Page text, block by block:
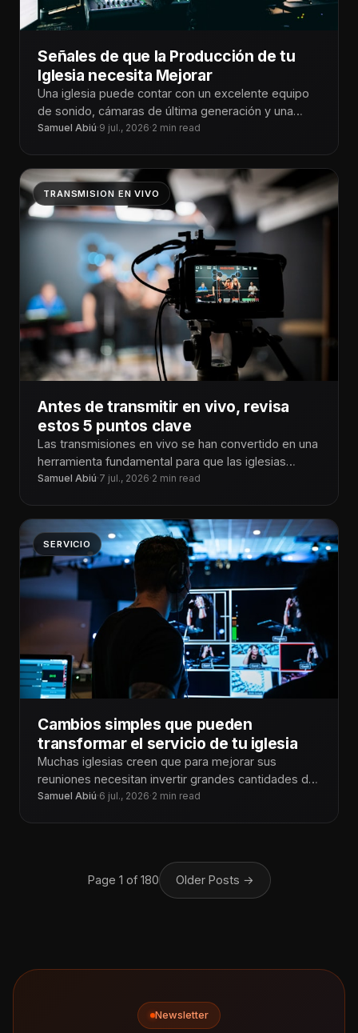
Señales de que la Producción de tu
Iglesia necesita Mejorar
Una iglesia puede contar con un excelente equipo
de sonido, cámaras de última generación y una
pantalla LED impresionante, pero
Samuel Abiú·9 jul., 2026·2 min read
TRANSMISION EN VIVO
Antes de transmitir en vivo, revisa
estos 5 puntos clave
Las transmisiones en vivo se han convertido en una
herramienta fundamental para que las iglesias
puedan llegar a personas dentro
Samuel Abiú·7 jul., 2026·2 min read
SERVICIO
Cambios simples que pueden
transformar el servicio de tu iglesia
Muchas iglesias creen que para mejorar sus
reuniones necesitan invertir grandes cantidades de
dinero en equipo nuevo. Sin embargo, en
Samuel Abiú·6 jul., 2026·2 min read
Page 1 of 180 Older Posts →
Newsletter